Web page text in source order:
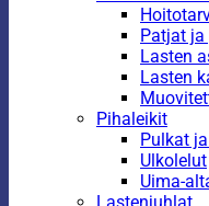
Patjat ja
Lasten
Lasten
Pihaleikit
Pulkat
Ulkolelut
Uima-